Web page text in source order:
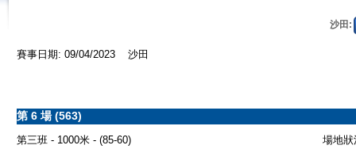
沙田:
賽事日期: 09/04/2023 沙田
第 6 場 (563)
第三班 - 1000米 - (85-60)
場地